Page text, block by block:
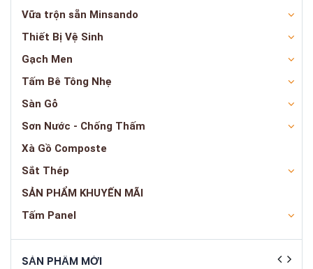
Vữa trộn sẵn Minsando
Thiết Bị Vệ Sinh
Gạch Men
Tấm Bê Tông Nhẹ
Sàn Gỗ
Sơn Nước - Chống Thấm
Xà Gồ Composte
Sắt Thép
SẢN PHẨM KHUYẾN MÃI
Tấm Panel
SẢN PHẨM MỚI